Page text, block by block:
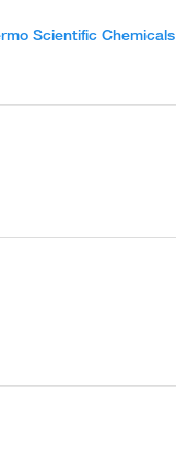
Scientific Chemicals